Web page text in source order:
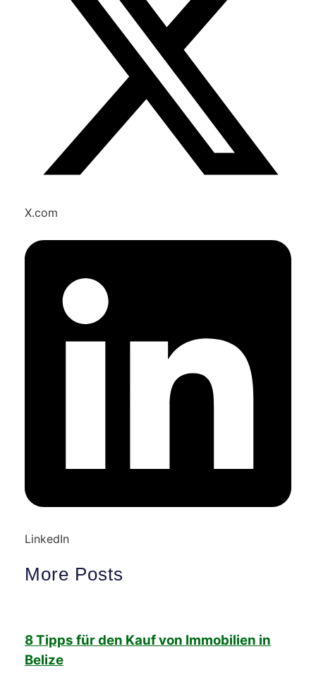
X.com
LinkedIn
More Posts
8 Tipps für den Kauf von Immobilien in
Belize